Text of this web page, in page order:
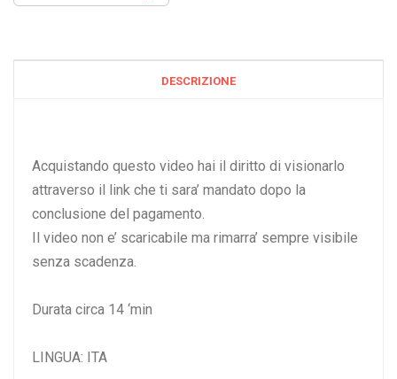
DESCRIZIONE
Acquistando questo video hai il diritto di visionarlo
attraverso il link che ti sara’ mandato dopo la
conclusione del pagamento.
Il video non e’ scaricabile ma rimarra’ sempre visibile
senza scadenza.
Durata circa 14 ‘min
LINGUA: ITA